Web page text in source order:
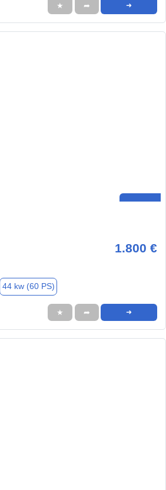
★ ➦ ➜
1.800 €
44 kw (60 PS)
★ ➦ ➜